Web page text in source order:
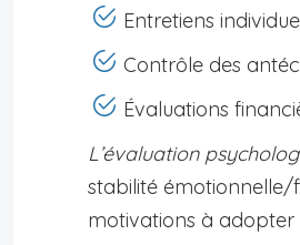
Entretiens
Contrôle des
Évaluations
L’évaluation
stabilité émotionnelle/
motivations à